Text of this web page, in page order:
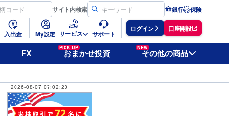
サイト内検索 銀行 保険
入出金 My設定 サービス サポート
ログイン 口座開設
FX
PICK UP
おまかせ投資
NEW
その他の商品
2026-08-07 07:02:20